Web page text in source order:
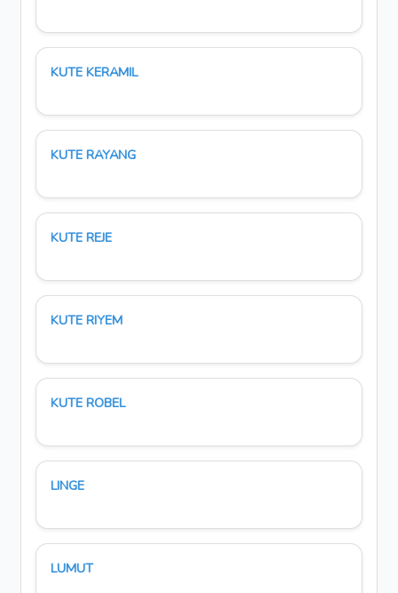
KUTE KERAMIL
KUTE RAYANG
KUTE REJE
KUTE RIYEM
KUTE ROBEL
LINGE
LUMUT